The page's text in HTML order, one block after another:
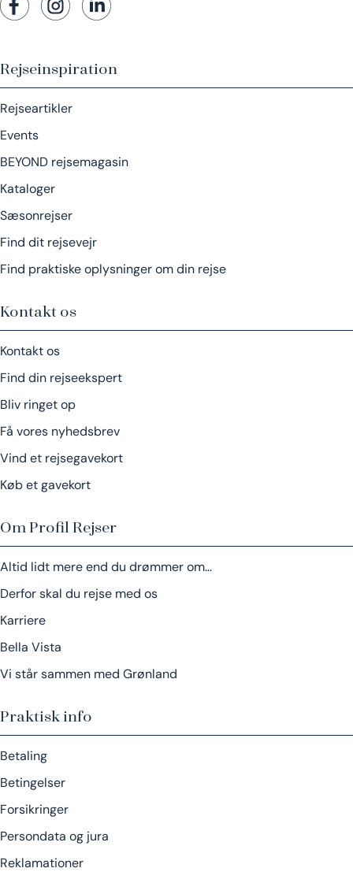
Rejseinspiration
Rejseartikler
Events
BEYOND rejsemagasin
Kataloger
Sæsonrejser
Find dit rejsevejr
Find praktiske oplysninger om din rejse
Kontakt os
Kontakt os
Find din rejseekspert
Bliv ringet op
Få vores nyhedsbrev
Vind et rejsegavekort
Køb et gavekort
Om Profil Rejser
Altid lidt mere end du drømmer om…
Derfor skal du rejse med os
Karriere
Bella Vista
Vi står sammen med Grønland
Praktisk info
Betaling
Betingelser
Forsikringer
Persondata og jura
Reklamationer